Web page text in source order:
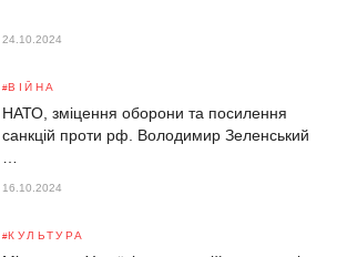
24.10.2024
ВІЙНА
НАТО, зміцення оборони та посилення
санкцій проти рф. Володимир Зеленський
16.10.2024
КУЛЬТУРА